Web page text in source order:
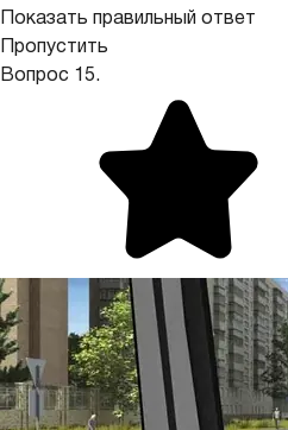
Показать правильный ответ
Пропустить
Вопрос 15.